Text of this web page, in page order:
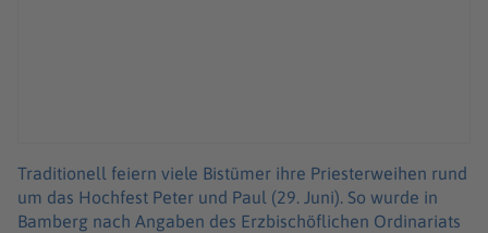
Traditionell feiern viele Bistümer ihre Priesterweihen rund
um das Hochfest Peter und Paul (29. Juni). So wurde in
Bamberg nach Angaben des Erzbischöflichen Ordinariats